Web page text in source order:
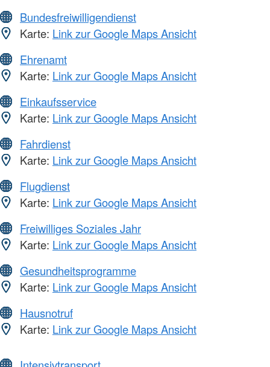
Bundesfreiwilligendienst
Karte: Link zur Google Maps Ansicht
Ehrenamt
Karte: Link zur Google Maps Ansicht
Einkaufsservice
Karte: Link zur Google Maps Ansicht
Fahrdienst
Karte: Link zur Google Maps Ansicht
Flugdienst
Karte: Link zur Google Maps Ansicht
Freiwilliges Soziales Jahr
Karte: Link zur Google Maps Ansicht
Gesundheitsprogramme
Karte: Link zur Google Maps Ansicht
Hausnotruf
Karte: Link zur Google Maps Ansicht